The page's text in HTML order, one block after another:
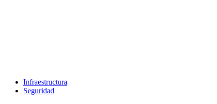
Infraestructura
Seguridad